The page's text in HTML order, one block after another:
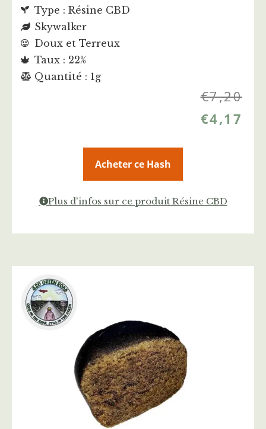
Type : Résine CBD
Skywalker
Doux et Terreux
Taux : 22%
Quantité : 1g
€7,20
€4,17
Acheter ce Hash
Plus d'infos sur ce produit Résine CBD